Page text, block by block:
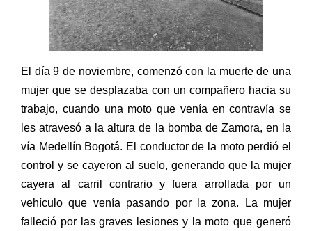
El día 9 de noviembre, comenzó con la muerte de una
mujer que se desplazaba con un compañero hacia su
trabajo, cuando una moto que venía en contravía se
les atravesó a la altura de la bomba de Zamora, en la
vía Medellín Bogotá. El conductor de la moto perdió el
control y se cayeron al suelo, generando que la mujer
cayera al carril contrario y fuera arrollada por un
vehículo que venía pasando por la zona. La mujer
falleció por las graves lesiones y la moto que generó